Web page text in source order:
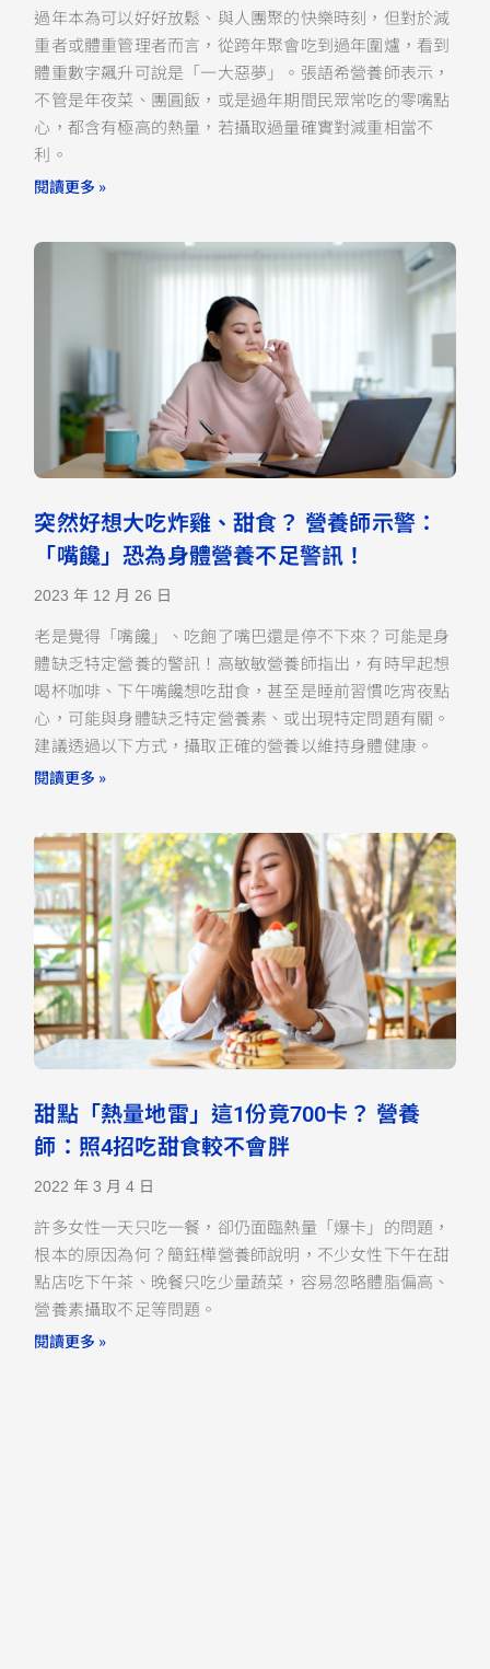
過年本為可以好好放鬆、與人團聚的快樂時刻，但對於減
重者或體重管理者而言，從跨年聚會吃到過年圍爐，看到
體重數字飆升可說是「一大惡夢」。張語希營養師表示，
不管是年夜菜、團圓飯，或是過年期間民眾常吃的零嘴點
心，都含有極高的熱量，若攝取過量確實對減重相當不
利。
閱讀更多 »
突然好想大吃炸雞、甜食？ 營養師示警：
「嘴饞」恐為身體營養不足警訊！
2023 年 12 月 26 日
老是覺得「嘴饞」、吃飽了嘴巴還是停不下來？可能是身
體缺乏特定營養的警訊！高敏敏營養師指出，有時早起想
喝杯咖啡、下午嘴饞想吃甜食，甚至是睡前習慣吃宵夜點
心，可能與身體缺乏特定營養素、或出現特定問題有關。
建議透過以下方式，攝取正確的營養以維持身體健康。
閱讀更多 »
甜點「熱量地雷」這1份竟700卡？ 營養
師：照4招吃甜食較不會胖
2022 年 3 月 4 日
許多女性一天只吃一餐，卻仍面臨熱量「爆卡」的問題，
根本的原因為何？簡鈺樺營養師說明，不少女性下午在甜
點店吃下午茶、晚餐只吃少量蔬菜，容易忽略體脂偏高、
營養素攝取不足等問題。
閱讀更多 »